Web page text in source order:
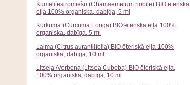
Kumelītes romiešu (Chamaemelum nobile) BIO ēteriskā
eļļa 100% organiska, dabīga, 5 ml
Kurkuma (Curcuma Longa) BIO ēteriskā eļļa 100%
organiska, dabīga, 5 ml
Laima (Citrus aurantiifolia) BIO ēteriskā eļļa 100%
organiska, dabīga, 10 ml
Litseja /Verbena (Litsea Cubeba) BIO ēteriskā eļļa,
100% organiska, dabīga, 10 ml